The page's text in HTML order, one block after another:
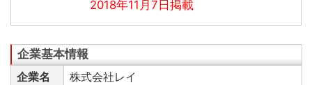
2018年11月7日掲載
企業名
株式会社レイ